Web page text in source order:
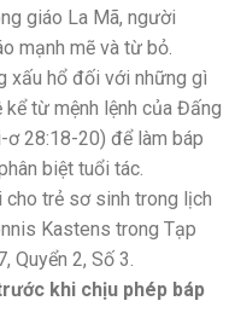
giáo La Mã, người
mạnh mẽ và từ bỏ.
xấu hổ đối với những gì
từ mệnh lệnh của Đấng
28:18-20) để làm báp
biệt tuổi tác.
trẻ sơ sinh trong lịch
Kastens trong Tạp
Quyển 2, Số 3.
khi chịu phép báp